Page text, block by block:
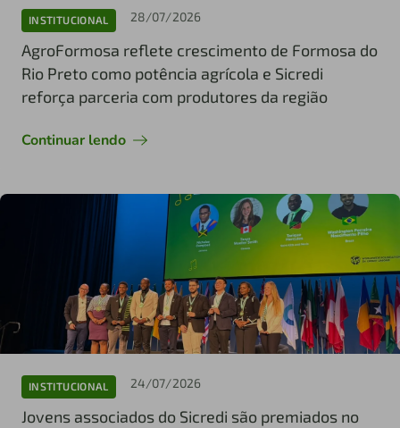
INSTITUCIONAL 28/07/2026
AgroFormosa reflete crescimento de Formosa do
Rio Preto como potência agrícola e Sicredi
reforça parceria com produtores da região
Continuar lendo
INSTITUCIONAL 24/07/2026
Jovens associados do Sicredi são premiados no